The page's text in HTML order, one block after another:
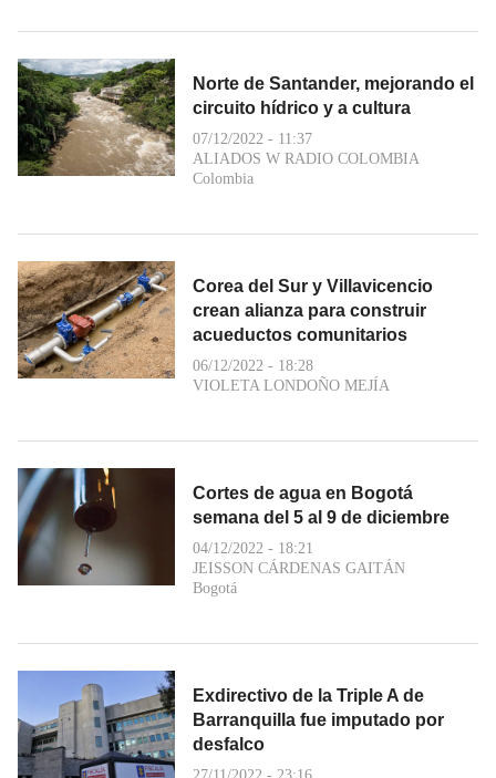
Norte de Santander, mejorando el
circuito hídrico y a cultura
07/12/2022 - 11:37
ALIADOS W RADIO COLOMBIA
Colombia
Corea del Sur y Villavicencio
crean alianza para construir
acueductos comunitarios
06/12/2022 - 18:28
VIOLETA LONDOÑO MEJÍA
Cortes de agua en Bogotá
semana del 5 al 9 de diciembre
04/12/2022 - 18:21
JEISSON CÁRDENAS GAITÁN
Bogotá
Exdirectivo de la Triple A de
Barranquilla fue imputado por
desfalco